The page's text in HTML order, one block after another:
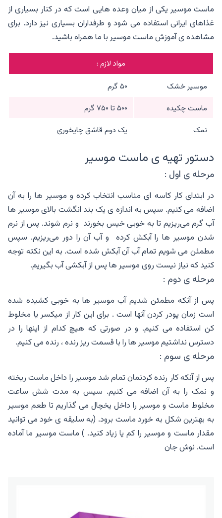
ماست موسیر یکی از میان وعده هایی است که در کنار بسیاری از
غذاهای ایرانی استفاده می شود و طرفداران بسیاری نیز دارد. برای
مشاهده ی آموزش ماست موسیر با ما همراه باشید.
مواد لازم :
موسیر خشک
۵۰ گرم
ماست چکیده
۵۰۰ تا ۷۵۰ گرم
نمک
یک دوم قاشق چایخوری
دستور تهیه ی ماست موسیر
مرحله ی اول :
در ابتدای کار کاسه ای مناسب انتخاب کرده و‌ موسیر ها را به آن
اضافه می کنیم. سپس به اندازه ی یک بند انگشت بالای موسیر ها
آب گرم می‌ریزیم تا به خوبی خیس بخورند و نرم شوند. پس از نرم
شدن موسیر ها را آبکش کرده و آب آن را دور می‌ریزیم. سپس
مطمئن می شویم تمام آب آن آبکش شده است. به این نکته توجه
کنید که نیاز نیست روی موسیر ها پس از آبکشی آب بگیریم.
مرحله ی دوم :
پس از آنکه مطمئن شدیم آب موسیر ها به خوبی کشیده شده
است زمان پودر کردن آنها است . برای این کار از میکسر یا مخلوط
کن استفاده می کنیم. و در صورتی که هیچ کدام از اینها را در
دسترس نداشتیم موسیر ها را با قسمت ریز رنده ، رنده می کنیم.
مرحله ی سوم :
پس از آنکه کار رنده کردنمان تمام شد موسیر را داخل ماست ریخته
و نمک را به آن اضافه می کنیم. سپس به مدت شش ساعت
مخلوط ماست و موسیر را داخل یخچال می گذاریم تا طعم موسیر
به بهترین شکل به خورد ماست برود. (به سلیقه ی خود می توانید
مقدار ماست و موسیر را کم یا زیاد کنید. ) ماست موسیر ما آماده
است. نوش جان